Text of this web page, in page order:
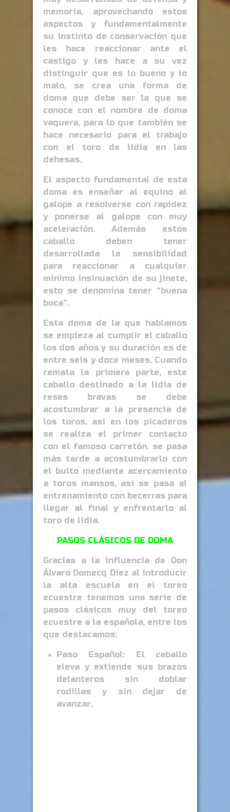
memoria, aprovechando estos
aspectos y fundamentalmente
su instinto de conservación que
les hace reaccionar ante el
castigo y les hace a su vez
distinguir que es lo bueno y lo
malo, se crea una forma de
doma que debe ser la que se
conoce con el nombre de doma
vaquera, para lo que también se
hace necesario para el trabajo
con el toro de lidia en las
dehesas.
El aspecto fundamental de esta
doma es enseñar al equino al
galope a resolverse con rapidez
y ponerse al galope con muy
aceleración. Además estos
caballo deben tener
desarrollada la sensibilidad
para reaccionar a cualquier
mínimo insinuación de su jinete,
esto se denomina tener “buena
boca”.
Esta doma de la que hablamos
se empieza al cumplir el caballo
los dos años y su duración es de
entre seis y doce meses. Cuando
remata la primera parte, este
caballo destinado a la lidia de
reses bravas se debe
acostumbrar a la presencia de
los toros, así en los picaderos
se realiza el primer contacto
con el famoso carretón, se pasa
más tarde a acostumbrarlo con
el bulto mediante acercamiento
a toros mansos, así se pasa al
entrenamiento con becerras para
llegar al final y enfrentarlo al
toro de lidia.
PASOS CLÁSICOS DE DOMA
Gracias a la influencia de Don
Álvaro Domecq Díez al introducir
la alta escuela en el toreo
ecuestre tenemos una serie de
pasos clásicos muy del toreo
ecuestre a la española, entre los
que destacamos:
Paso Español: El caballo
eleva y extiende sus brazos
delanteros sin doblar
rodillas y sin dejar de
avanzar.